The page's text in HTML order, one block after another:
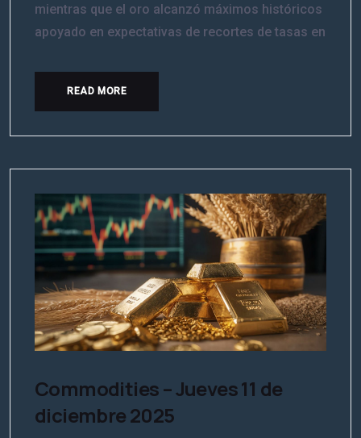
mientras que el oro alcanzó máximos históricos
apoyado en expectativas de recortes de tasas en
READ MORE
Commodities – Jueves 11 de
diciembre 2025